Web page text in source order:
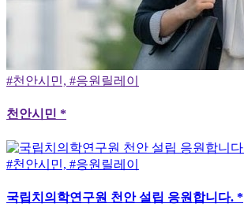
#천안시민, #응원릴레이
천안시민 *
#천안시민, #응원릴레이
국립치의학연구원 천안 설립 응원합니다. *